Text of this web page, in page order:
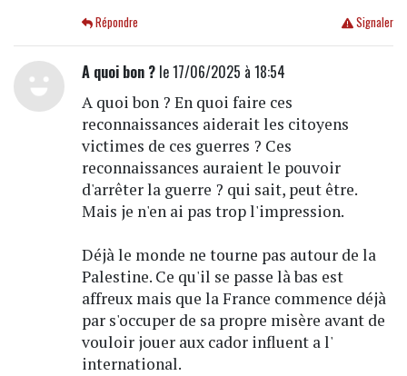
Signaler
Répondre
A quoi bon ?le 17/06/2025 à 18:54
A quoi bon ? En quoi faire ces
reconnaissances aiderait les citoyens
victimes de ces guerres ? Ces
reconnaissances auraient le pouvoir
d'arrêter la guerre ? qui sait, peut être.
Mais je n'en ai pas trop l'impression.
Déjà le monde ne tourne pas autour de la
Palestine. Ce qu'il se passe là bas est
affreux mais que la France commence déjà
par s'occuper de sa propre misère avant de
vouloir jouer aux cador influent a l'
international.